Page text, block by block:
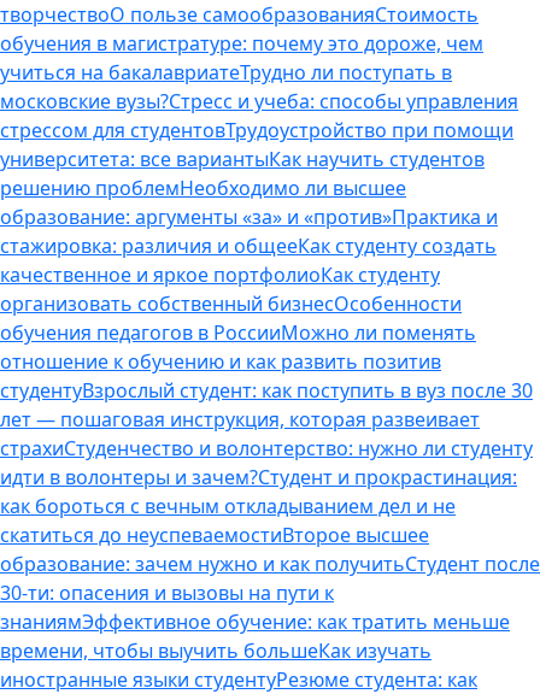
творчествоО пользе самообразованияСтоимость
обучения в магистратуре: почему это дороже, чем
учиться на бакалавриатеТрудно ли поступать в
московские вузы?Стресс и учеба: способы управления
стрессом для студентовТрудоустройство при помощи
университета: все вариантыКак научить студентов
решению проблемНеобходимо ли высшее
образование: аргументы «за» и «против»Практика и
стажировка: различия и общееКак студенту создать
качественное и яркое портфолиоКак студенту
организовать собственный бизнесОсобенности
обучения педагогов в РоссииМожно ли поменять
отношение к обучению и как развить позитив
студентуВзрослый студент: как поступить в вуз после 30
лет — пошаговая инструкция, которая развеивает
страхиСтуденчество и волонтерство: нужно ли cтуденту
идти в волонтеры и зачем?Студент и прокрастинация:
как бороться с вечным откладыванием дел и не
скатиться до неуспеваемостиВторое высшее
образование: зачем нужно и как получитьСтудент после
30-ти: опасения и вызовы на пути к
знаниямЭффективное обучение: как тратить меньше
времени, чтобы выучить большеКак изучать
иностранные языки студентуРезюме студента: как